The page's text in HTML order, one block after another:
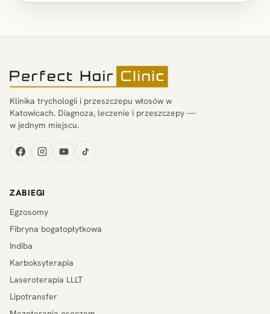
Klinika trychologii i przeszczepu włosów w
Katowicach. Diagnoza, leczenie i przeszczepy —
w jednym miejscu.
ZABIEGI
Egzosomy
Fibryna bogatopłytkowa
Indiba
Karboksyterapia
Laseroterapia LLLT
Lipotransfer